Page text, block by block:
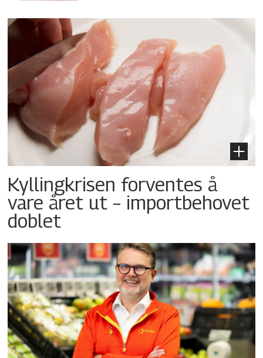
Kyllingkrisen forventes å
vare året ut – importbehovet
doblet